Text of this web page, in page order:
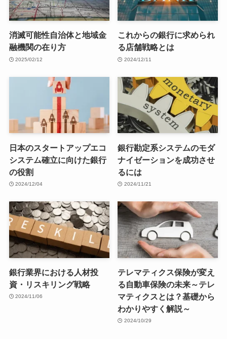
消滅可能性自治体と地域金
融機関の在り方
2025/02/12
これからの銀行に求められ
る店舗戦略とは
2024/12/11
日本のスタートアップエコ
システム確立に向けた銀行
の役割
2024/12/04
銀行勘定系システムのモダ
ナイゼーションを成功させ
るには
2024/11/21
銀行業界における人材投
資・リスキリング戦略
2024/11/06
テレマティクス保険が変え
る自動車保険の未来～テレ
マティクスとは？基礎から
わかりやすく解説～
2024/10/29